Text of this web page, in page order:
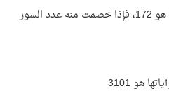
مجموع تراتيب هذه السور الثلاث هو 172، فإذا خصمت منه عدد السور
هو 3101